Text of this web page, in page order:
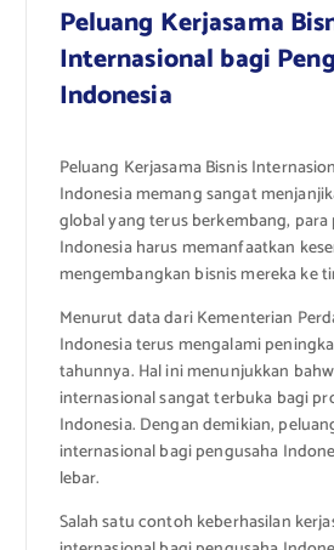
Peluang Kerjasama
Internasional bagi
Indonesia
Peluang Kerjasama Bisnis
Indonesia memang sangat
global yang terus berkembang,
Indonesia harus memanfaatkan
mengembangkan bisnis mereka ke
Menurut data dari Kementerian
Indonesia terus mengalami
tahunnya. Hal ini menunjukkan
internasional sangat terbuka bagi
Indonesia. Dengan demikian,
internasional bagi pengusaha
lebar.
Salah satu contoh keberhasilan